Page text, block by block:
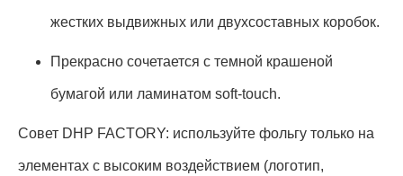
жестких выдвижных или двухсоставных коробок.
Прекрасно сочетается с темной крашеной
бумагой или ламинатом soft-touch.
Совет DHP FACTORY: используйте фольгу только на
элементах с высоким воздействием (логотип,